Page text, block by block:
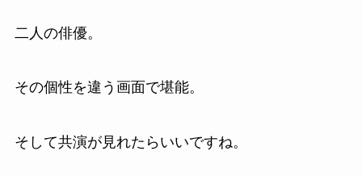
二人の俳優。
その個性を違う画面で堪能。
そして共演が見れたらいいですね。